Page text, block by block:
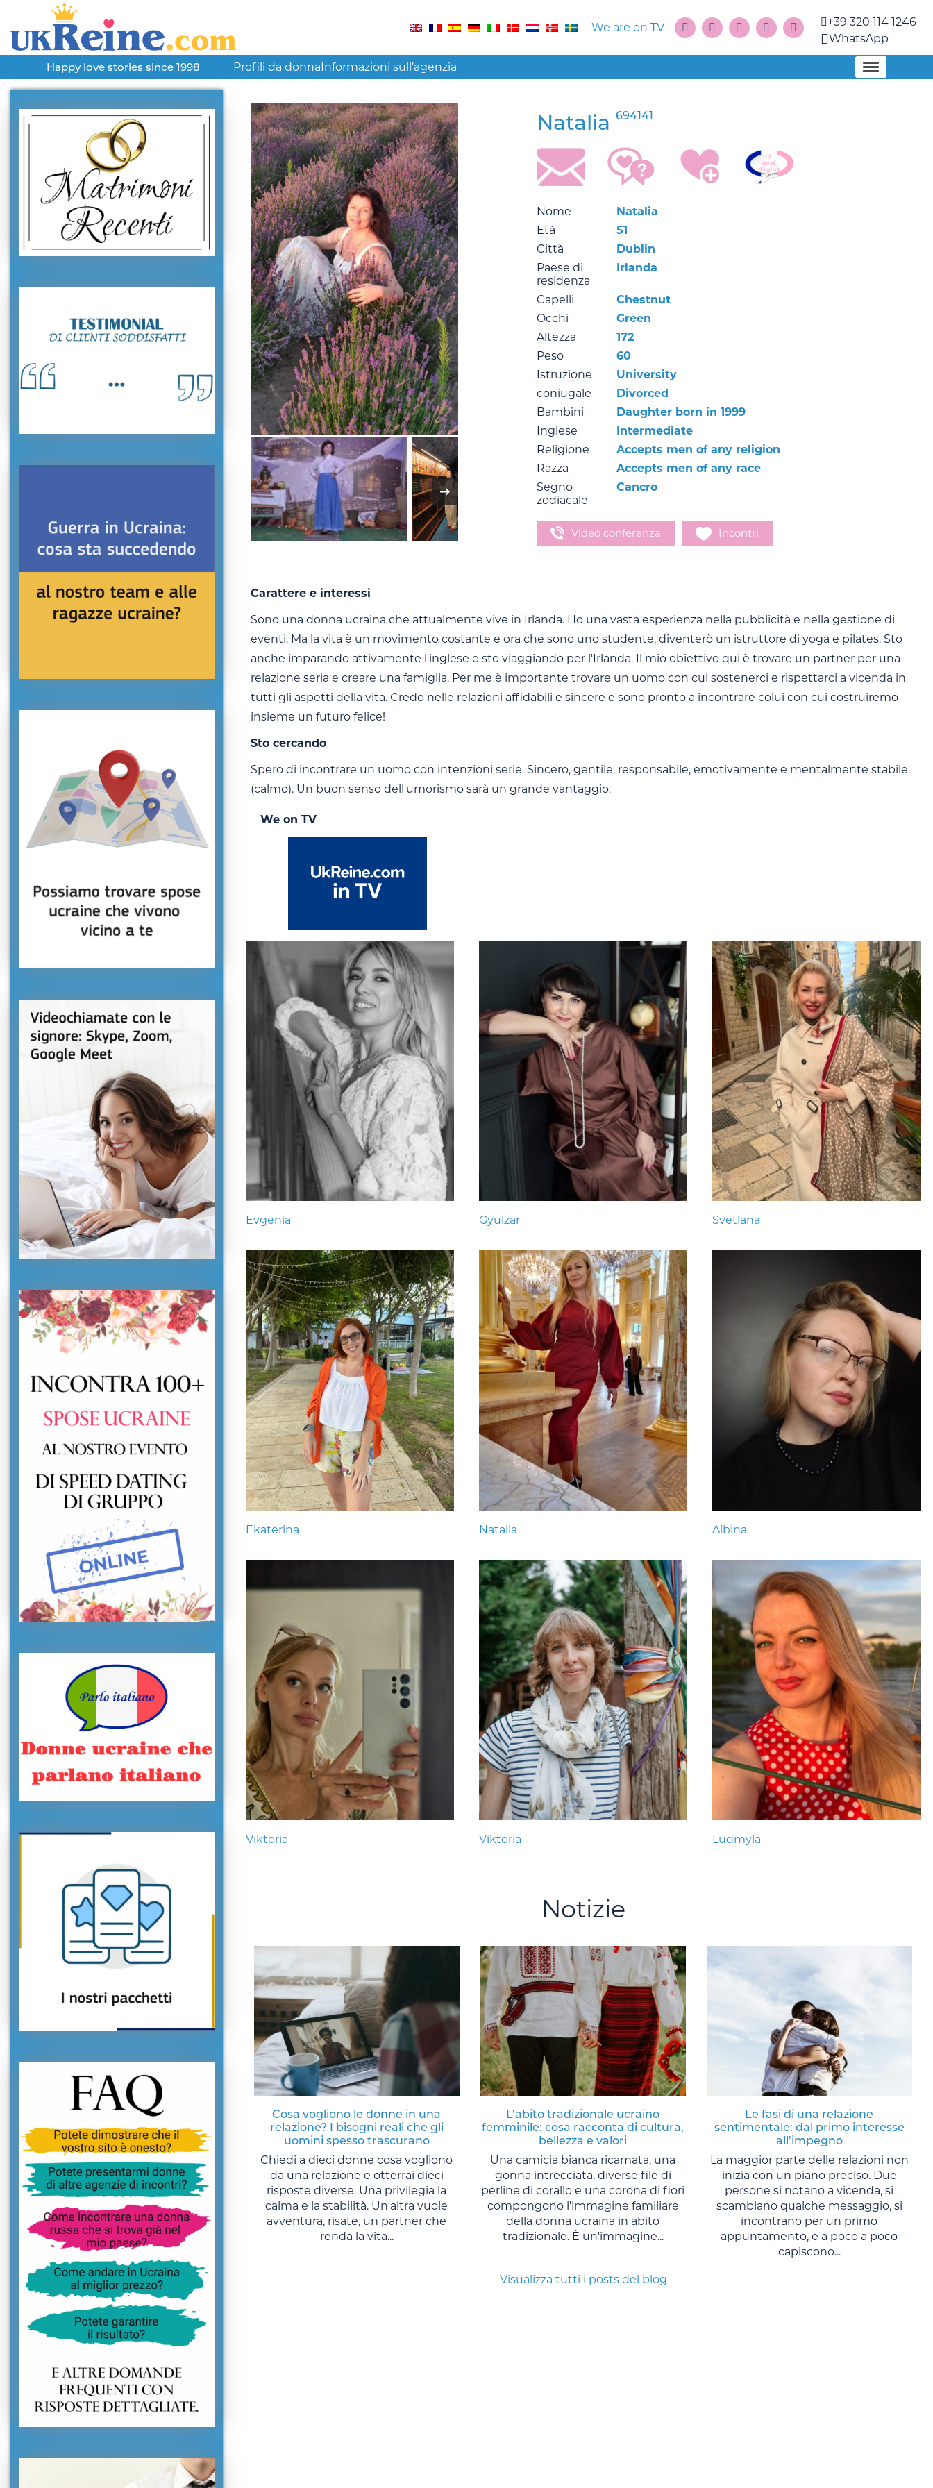
We are on TV
+39 320 114 1246
WhatsApp
Happy love stories since 1998 Profili da donnaInformazioni sull’agenzia
Natalia 694141
Nome
Natalia
Età
51
Città
Dublin
Paese di
residenza
Irlanda
Capelli
Chestnut
Occhi
Green
Altezza
172
Peso
60
Istruzione
University
coniugale
Divorced
Bambini
Daughter born in 1999
Inglese
Intermediate
Religione
Accepts men of any religion
Razza
Accepts men of any race
Segno
zodiacale
Cancro
Video conferenza Incontri
Carattere e interessi
Sono una donna ucraina che attualmente vive in Irlanda. Ho una vasta esperienza nella pubblicità e nella gestione di
eventi. Ma la vita è un movimento costante e ora che sono uno studente, diventerò un istruttore di yoga e pilates. Sto
anche imparando attivamente l'inglese e sto viaggiando per l'Irlanda. Il mio obiettivo qui è trovare un partner per una
relazione seria e creare una famiglia. Per me è importante trovare un uomo con cui sostenerci e rispettarci a vicenda in
tutti gli aspetti della vita. Credo nelle relazioni affidabili e sincere e sono pronto a incontrare colui con cui costruiremo
insieme un futuro felice!
Sto cercando
Spero di incontrare un uomo con intenzioni serie. Sincero, gentile, responsabile, emotivamente e mentalmente stabile
(calmo). Un buon senso dell'umorismo sarà un grande vantaggio.
We on TV
Evgenia Gyulzar Svetlana
Ekaterina Natalia Albina
Viktoria Viktoria Ludmyla
Notizie
Cosa vogliono le donne in una
relazione? I bisogni reali che gli
uomini spesso trascurano
Chiedi a dieci donne cosa vogliono
da una relazione e otterrai dieci
risposte diverse. Una privilegia la
calma e la stabilità. Un'altra vuole
avventura, risate, un partner che
renda la vita...
L’abito tradizionale ucraino
femminile: cosa racconta di cultura,
bellezza e valori
Una camicia bianca ricamata, una
gonna intrecciata, diverse file di
perline di corallo e una corona di fiori
compongono l'immagine familiare
della donna ucraina in abito
tradizionale. È un'immagine...
Le fasi di una relazione
sentimentale: dal primo interesse
all’impegno
La maggior parte delle relazioni non
inizia con un piano preciso. Due
persone si notano a vicenda, si
scambiano qualche messaggio, si
incontrano per un primo
appuntamento, e a poco a poco
capiscono...
Visualizza tutti i posts del blog